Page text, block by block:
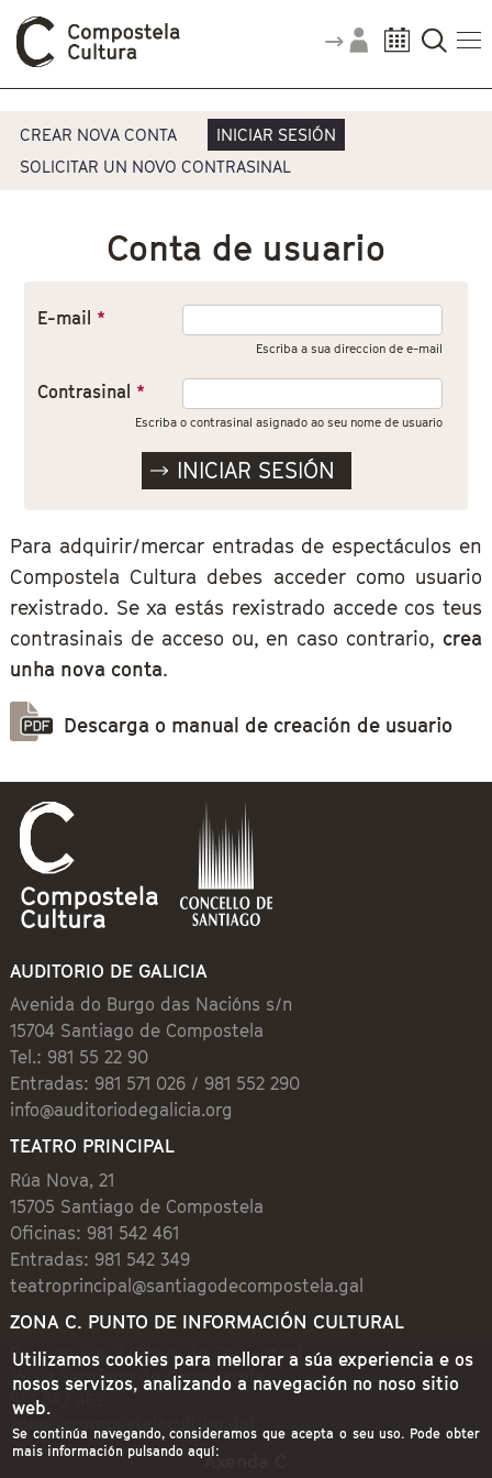
Pestanas principais
CREAR NOVA CONTA
INICIAR SESIÓN
SOLICITAR UN NOVO CONTRASINAL
Conta de usuario
E-mail *
Escriba a sua direccion de e-mail
Contrasinal *
Escriba o contrasinal asignado ao seu nome de usuario
Para adquirir/mercar entradas de espectáculos en
Compostela Cultura debes acceder como usuario
rexistrado. Se xa estás rexistrado accede cos teus
contrasinais de acceso ou, en caso contrario, crea
unha nova conta.
Descarga o manual de creación de usuario
AUDITORIO DE GALICIA
Avenida do Burgo das Nacións s/n
15704 Santiago de Compostela
Tel.: 981 55 22 90
Entradas: 981 571 026 / 981 552 290
info@auditoriodegalicia.org
TEATRO PRINCIPAL
Rúa Nova, 21
15705 Santiago de Compostela
Oficinas: 981 542 461
Entradas: 981 542 349
teatroprincipal@santiagodecompostela.gal
ZONA C. PUNTO DE INFORMACIÓN CULTURAL
Preguntoiro, 1 (Praza de Cervantes)
15704 Santiago de Compostela
981 542 462
zonac@compostelacultura.gal
Axenda C
Utilizamos cookies para mellorar a súa experiencia e os
nosos servizos, analizando a navegación no noso sitio
web.
Se continúa navegando, consideramos que acepta o seu uso. Pode obter
mais información pulsando aquí: